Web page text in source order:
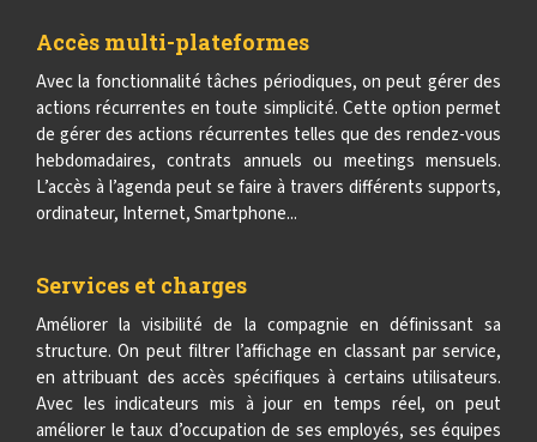
Accès multi-plateformes
Avec la fonctionnalité tâches périodiques, on peut gérer des
actions récurrentes en toute simplicité. Cette option permet
de gérer des actions récurrentes telles que des rendez-vous
hebdomadaires, contrats annuels ou meetings mensuels.
L’accès à l’agenda peut se faire à travers différents supports,
ordinateur, Internet, Smartphone...
Services et charges
Améliorer la visibilité de la compagnie en définissant sa
structure. On peut filtrer l’affichage en classant par service,
en attribuant des accès spécifiques à certains utilisateurs.
Avec les indicateurs mis à jour en temps réel, on peut
améliorer le taux d’occupation de ses employés, ses équipes